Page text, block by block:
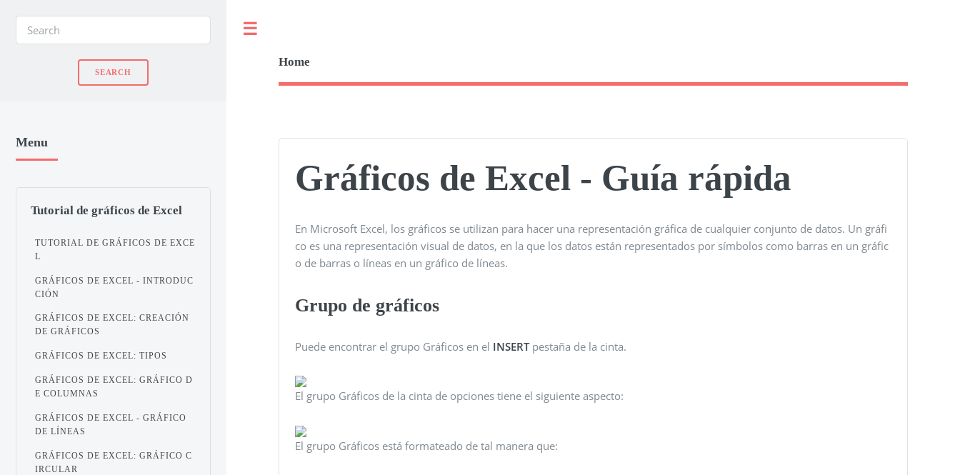
Home
Gráficos de Excel - Guía rápida
En Microsoft Excel, los gráficos se utilizan para hacer una representación gráfica de cualquier conjunto de datos. Un gráfi
co es una representación visual de datos, en la que los datos están representados por símbolos como barras en un gráfic
o de barras o líneas en un gráfico de líneas.
Grupo de gráficos
Puede encontrar el grupo Gráficos en el INSERTpestaña de la cinta.
El grupo Gráficos de la cinta de opciones tiene el siguiente aspecto:
El grupo Gráficos está formateado de tal manera que:
Menu
Tutorial de gráficos de Excel
TUTORIAL DE GRÁFICOS DE EXCE
L
GRÁFICOS DE EXCEL - INTRODUC
CIÓN
GRÁFICOS DE EXCEL: CREACIÓN
DE GRÁFICOS
GRÁFICOS DE EXCEL: TIPOS
GRÁFICOS DE EXCEL: GRÁFICO D
E COLUMNAS
GRÁFICOS DE EXCEL - GRÁFICO
DE LÍNEAS
GRÁFICOS DE EXCEL: GRÁFICO C
IRCULAR